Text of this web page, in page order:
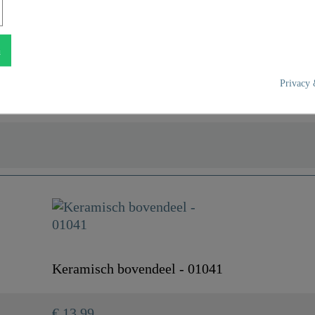
UBA Messing
Messing Blank
Keramisch bovendeel - 01041
Privacy